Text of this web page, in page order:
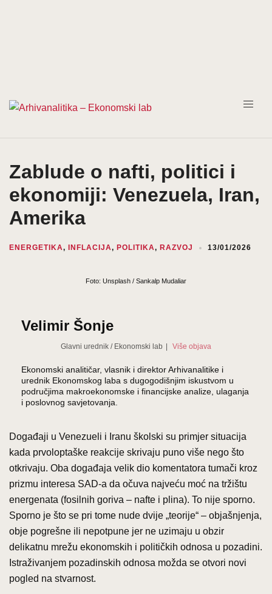
Zablude o nafti, politici i
ekonomiji: Venezuela, Iran,
Amerika
ENERGETIKA, INFLACIJA, POLITIKA, RAZVOJ 13/01/2026
Foto: Unsplash / Sankalp Mudaliar
Velimir Šonje
Glavni urednik / Ekonomski lab | Više objava
Ekonomski analitičar, vlasnik i direktor Arhivanalitike i
urednik Ekonomskog laba s dugogodišnjim iskustvom u
područjima makroekonomske i financijske analize, ulaganja
i poslovnog savjetovanja.
Događaji u Venezueli i Iranu školski su primjer situacija
kada prvoloptaške reakcije skrivaju puno više nego što
otkrivaju. Oba događaja velik dio komentatora tumači kroz
prizmu interesa SAD-a da očuva najveću moć na tržištu
energenata (fosilnih goriva – nafte i plina). To nije sporno.
Sporno je što se pri tome nude dvije „teorije“ – objašnjenja,
obje pogrešne ili nepotpune jer ne uzimaju u obzir
delikatnu mrežu ekonomskih i političkih odnosa u pozadini.
Istraživanjem pozadinskih odnosa možda se otvori novi
pogled na stvarnost.